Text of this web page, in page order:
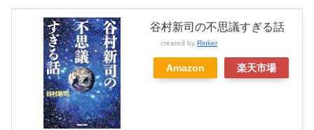
谷村新司の不思議すぎる話
created by Rinker
Amazon 楽天市場